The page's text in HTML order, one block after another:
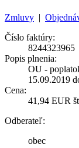
Zmluvy |
Číslo faktúry:
8244323965
Popis plnenia:
OU -
15.09.2019
Cena:
41,94 EUR
Odberateľ:
obec